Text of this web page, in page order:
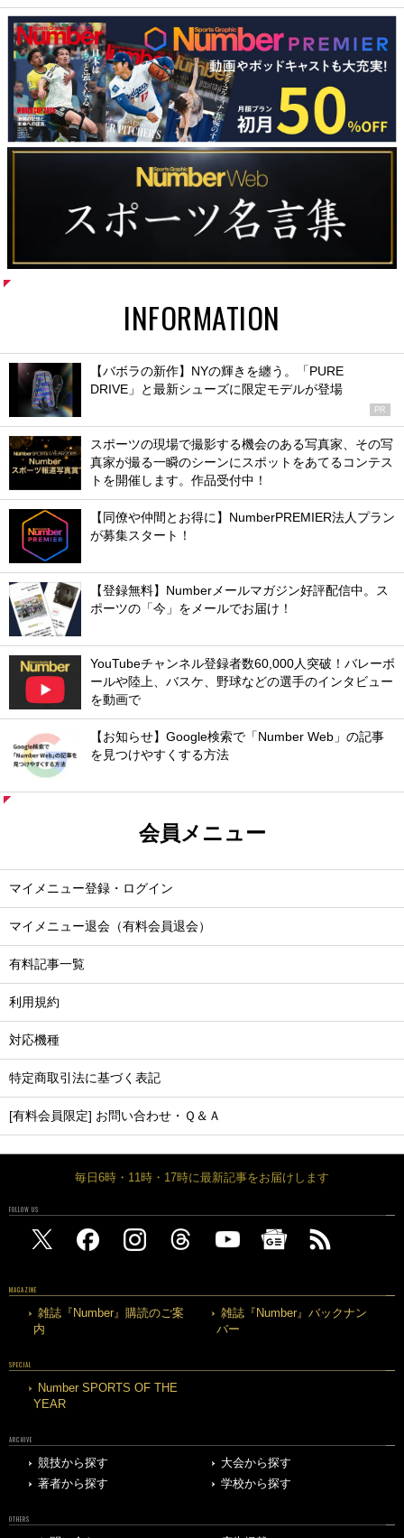
INFORMATION
【バボラの新作】NYの輝きを纏う。「PURE
DRIVE」と最新シューズに限定モデルが登場
PR
スポーツの現場で撮影する機会のある写真家、その写
真家が撮る一瞬のシーンにスポットをあてるコンテス
トを開催します。作品受付中！
【同僚や仲間とお得に】NumberPREMIER法人プラン
が募集スタート！
【登録無料】Numberメールマガジン好評配信中。ス
ポーツの「今」をメールでお届け！
YouTubeチャンネル登録者数60,000人突破！バレーボ
ールや陸上、バスケ、野球などの選手のインタビュー
を動画で
【お知らせ】Google検索で「Number Web」の記事
を見つけやすくする方法
会員メニュー
マイメニュー登録・ログイン
マイメニュー退会（有料会員退会）
有料記事一覧
利用規約
対応機種
特定商取引法に基づく表記
[有料会員限定] お問い合わせ・Ｑ＆Ａ
毎日6時・11時・17時に最新記事をお届けします
FOLLOW US
MAGAZINE
雑誌『Number』購読のご案
内
雑誌『Number』バックナン
バー
SPECIAL
Number SPORTS OF THE
YEAR
ARCHIVE
競技から探す
大会から探す
著者から探す
学校から探す
OTHERS